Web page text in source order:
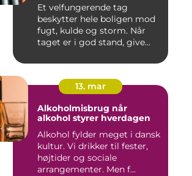
Et velfungerende tag
beskytter hele boligen mod
fugt, kulde og storm. Når
taget er i god stand, give...
13. mar
Alkoholmisbrug når
alkohol styrer hverdagen
Alkohol fylder meget i dansk
kultur. Vi drikker til fester,
højtider og sociale
arrangementer. Men f...